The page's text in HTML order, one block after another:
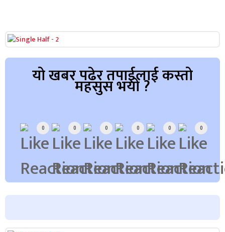
यो खबर पढेर तपाईलाई कस्तो
महसुस भयो ?
0 0 0 0 0 0